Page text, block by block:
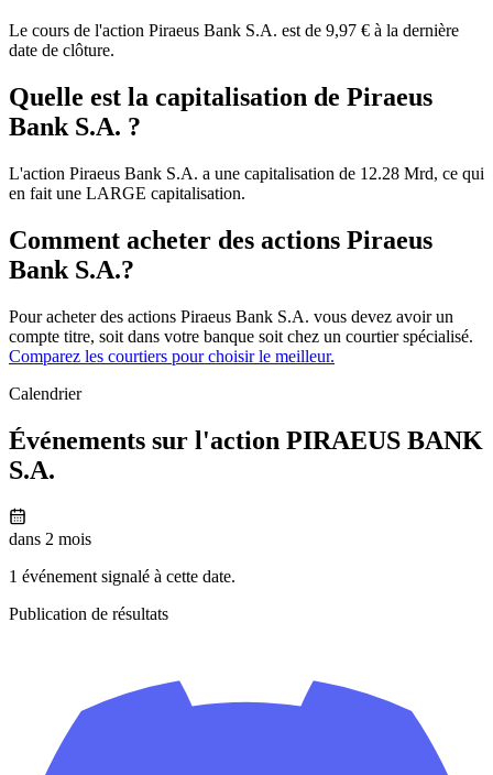
Le cours de l'action Piraeus Bank S.A. est de 9,97 € à la dernière
date de clôture.
Quelle est la capitalisation de Piraeus
Bank S.A. ?
L'action Piraeus Bank S.A. a une capitalisation de 12.28 Mrd, ce qui
en fait une LARGE capitalisation.
Comment acheter des actions Piraeus
Bank S.A.?
Pour acheter des actions Piraeus Bank S.A. vous devez avoir un
compte titre, soit dans votre banque soit chez un courtier spécialisé.
Comparez les courtiers pour choisir le meilleur.
Calendrier
Événements sur l'action PIRAEUS BANK
S.A.
dans 2 mois
1 événement signalé à cette date.
Publication de résultats